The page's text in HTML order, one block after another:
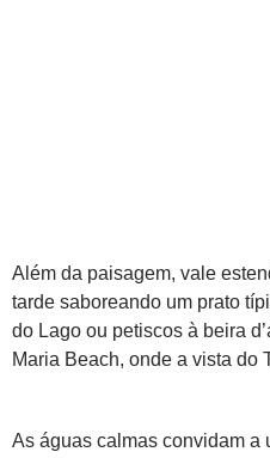
Além da paisagem, vale
tarde saboreando um prato
do Lago ou petiscos à beira
Maria Beach, onde a vista do
As águas calmas convidam a